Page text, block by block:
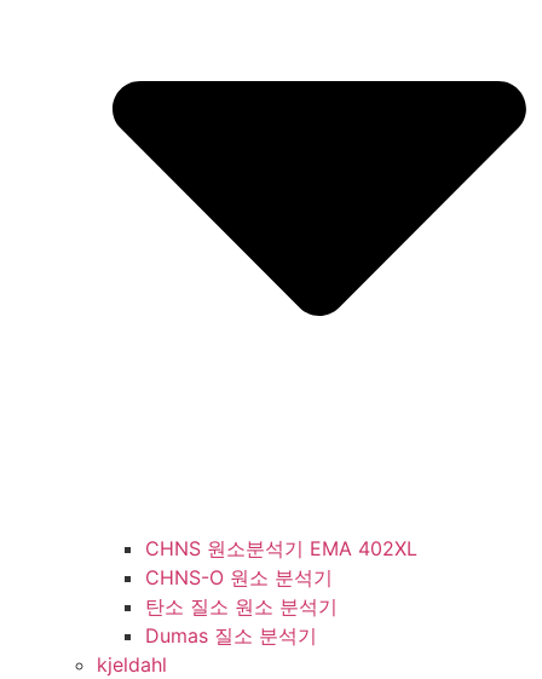
CHNS 원소분석기 EMA 402XL
CHNS-O 원소 분석기
탄소 질소 원소 분석기
Dumas 질소 분석기
kjeldahl